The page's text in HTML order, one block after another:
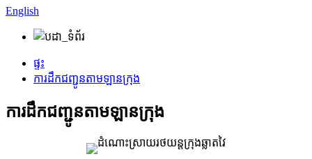
English
ផ្ទះ
ការដឹកជញ្ជូនតាមឡានក្រុង
ការដឹកជញ្ជូនតាមឡានក្រុង